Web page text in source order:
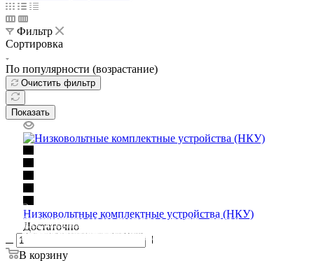
Фильтр
Сортировка
По популярности (возрастание)
Очистить фильтр
Показать
Низковольтные комплектные устройства (НКУ)
Достаточно
В корзину
Освещение
Здания префектуры ТиНАО
Освещение
Калужский завод путевых машин и гидроприводов
Освещение
СТРОИТЕЛЬНЫЙ ГИПЕРМАРКЕТ «ЛЕРУА
МЕРЛЕН»
Освещение
Железнодорожный вокзал Арзамас-1